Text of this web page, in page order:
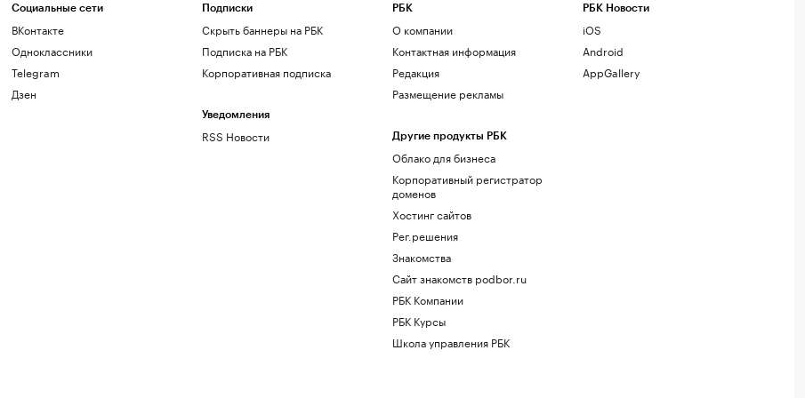
Социальные сети
ВКонтакте
Одноклассники
Telegram
Дзен
Подписки
Скрыть баннеры на РБК
Подписка на РБК
Корпоративная подписка
Уведомления
RSS Новости
РБК
О компании
Контактная информация
Редакция
Размещение рекламы
Другие продукты РБК
Облако для бизнеса
Корпоративный регистратор
доменов
Хостинг сайтов
Рег.решения
Знакомства
Сайт знакомств podbor.ru
РБК Компании
РБК Курсы
Школа управления РБК
РБК Новости
iOS
Android
AppGallery